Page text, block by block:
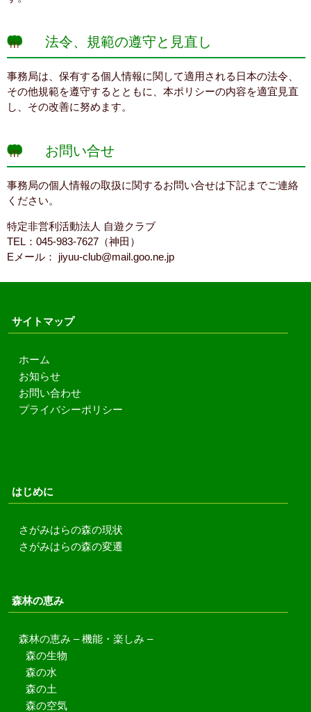
法令、規範の遵守と見直し
事務局は、保有する個人情報に関して適用される日本の法令、
その他規範を遵守するとともに、本ポリシーの内容を適宜見直
し、その改善に努めます。
お問い合せ
事務局の個人情報の取扱に関するお問い合せは下記までご連絡
ください。
特定非営利活動法人 自遊クラブ
TEL：045-983-7627（神田）
Eメール： jiyuu-club@mail.goo.ne.jp
サイトマップ
ホーム
お知らせ
お問い合わせ
プライバシーポリシー
はじめに
さがみはらの森の現状
さがみはらの森の変遷
森林の恵み
森林の恵み – 機能・楽しみ –
森の生物
森の水
森の土
森の空気